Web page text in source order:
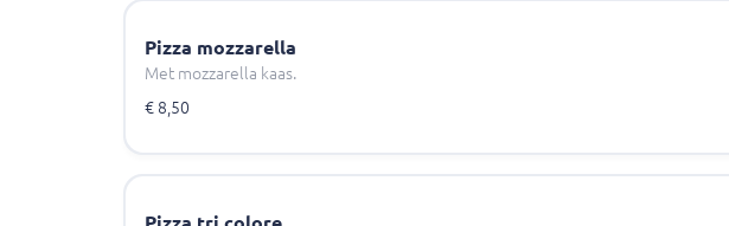
Pizza mozzarella
Met mozzarella kaas.
€ 8,50